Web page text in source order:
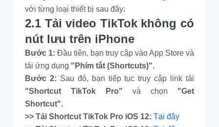
với từng loại thiết bị sau đây:
2.1 Tải video TikTok không có
nút lưu trên iPhone
Bước 1: Đầu tiên, bạn truy cập vào App Store và
tải ứng dụng "Phím tắt (Shortcuts)".
Bước 2: Sau đó, bạn tiếp tục truy cập link tải
"Shortcut TikTok Pro" và chọn "Get
Shortcut".
>> Tải Shortcut TikTok Pro iOS 12: Tại đây